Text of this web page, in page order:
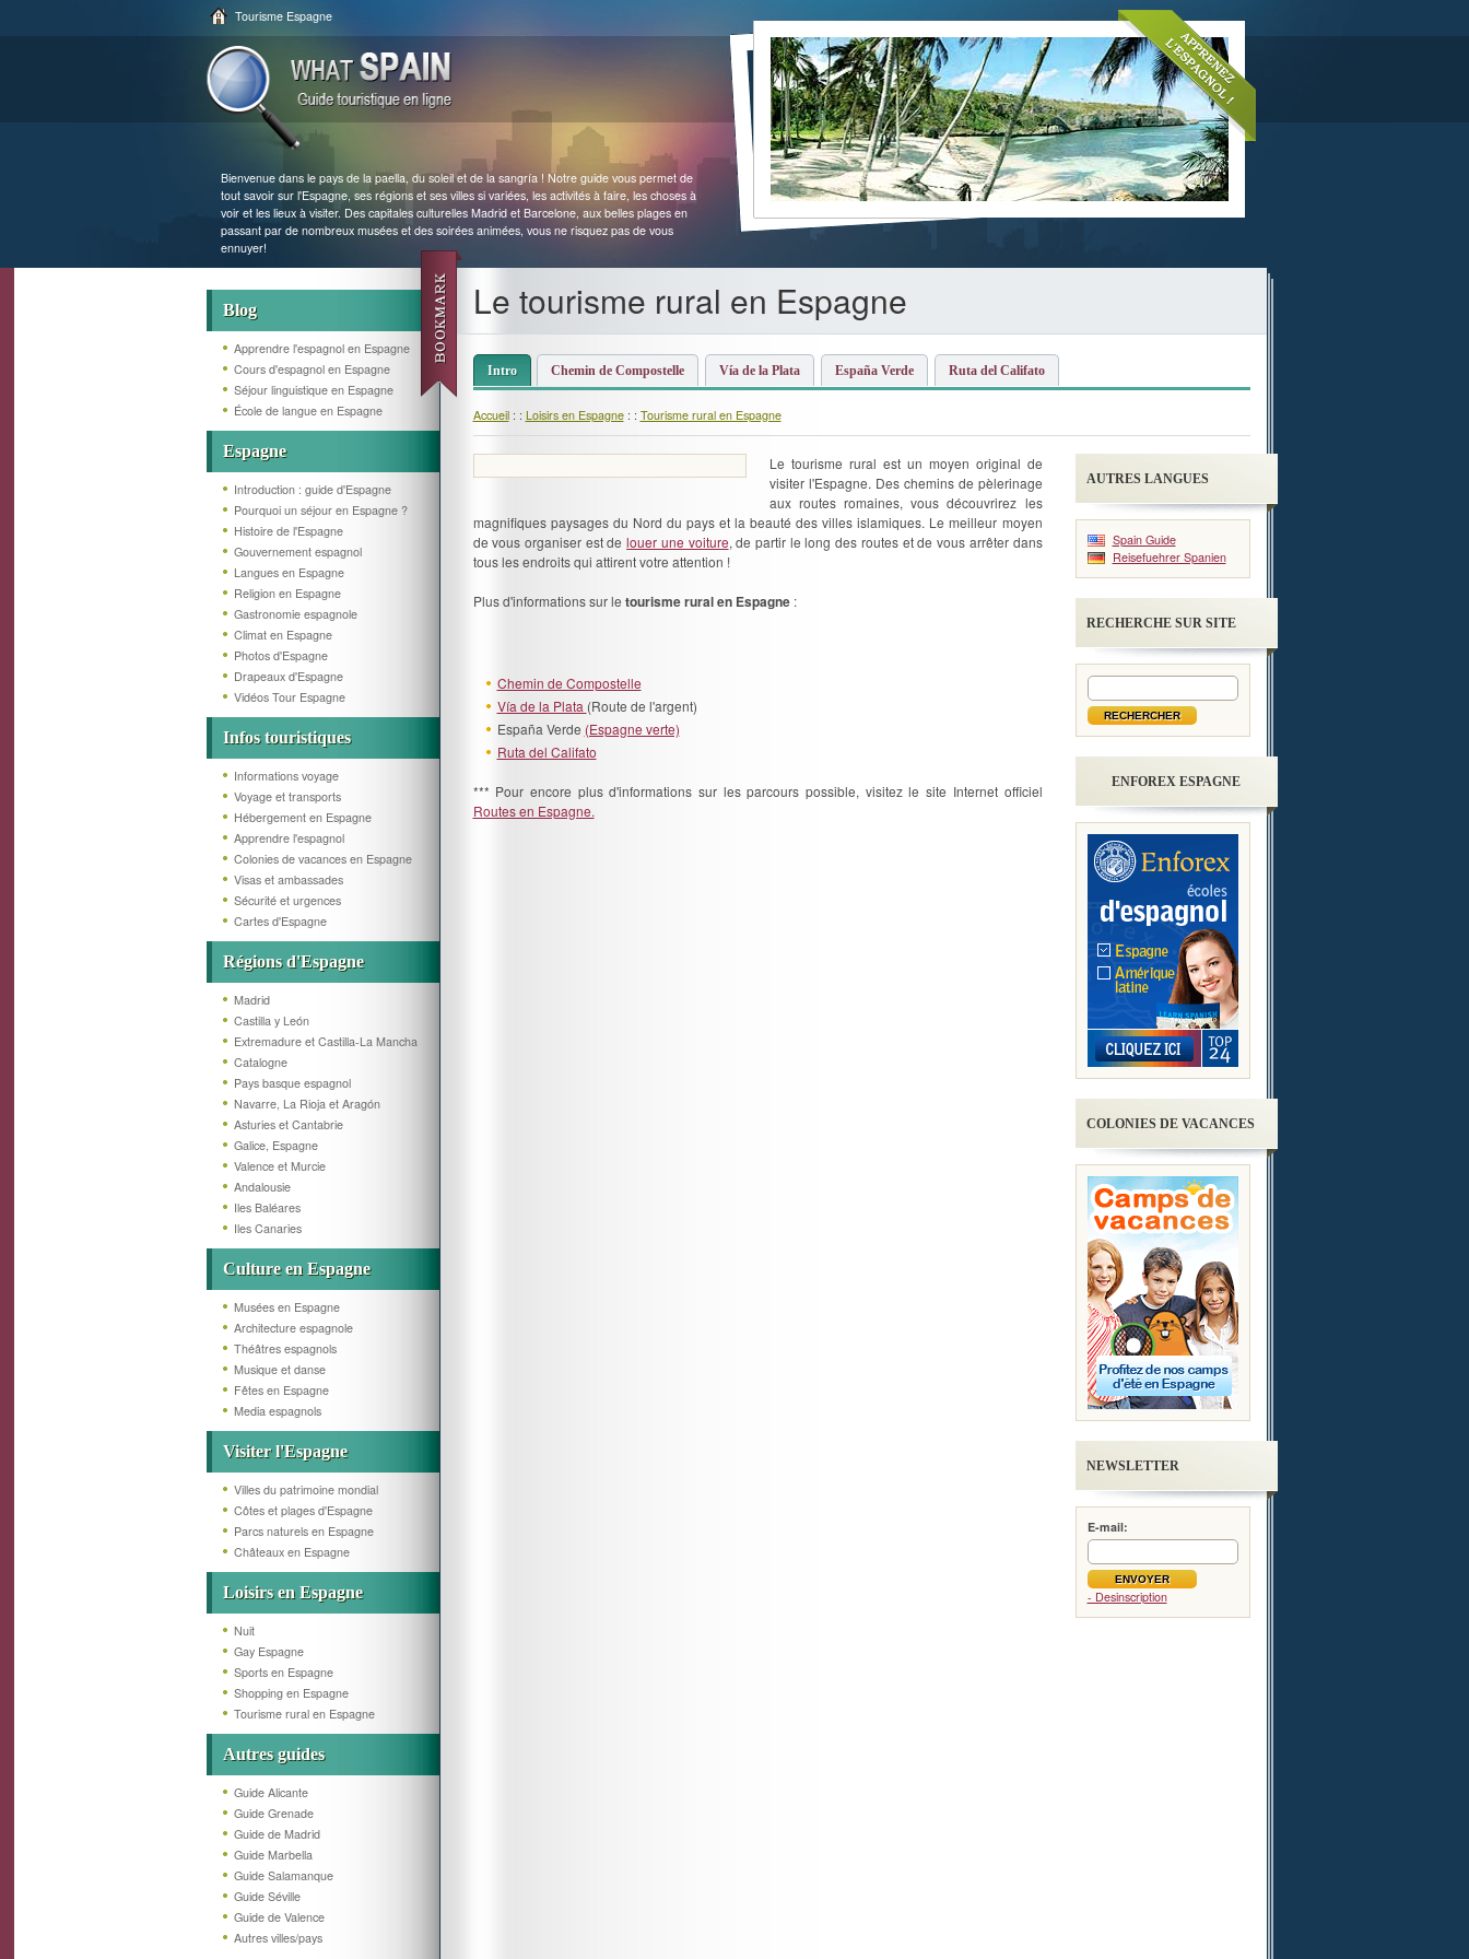
Tourisme Espagne
Bienvenue dans le pays de la paella, du soleil et de la sangría ! Notre guide vous permet de
tout savoir sur l'Espagne, ses régions et ses villes si variées, les activités à faire, les choses à
voir et les lieux à visiter. Des capitales culturelles Madrid et Barcelone, aux belles plages en
passant par de nombreux musées et des soirées animées, vous ne risquez pas de vous
ennuyer!
Blog
Apprendre l'espagnol en Espagne
Cours d'espagnol en Espagne
Séjour linguistique en Espagne
École de langue en Espagne
Espagne
Introduction : guide d'Espagne
Pourquoi un séjour en Espagne ?
Histoire de l'Espagne
Gouvernement espagnol
Langues en Espagne
Religion en Espagne
Gastronomie espagnole
Climat en Espagne
Photos d'Espagne
Drapeaux d'Espagne
Vidéos Tour Espagne
Infos touristiques
Informations voyage
Voyage et transports
Hébergement en Espagne
Apprendre l'espagnol
Colonies de vacances en Espagne
Visas et ambassades
Sécurité et urgences
Cartes d'Espagne
Régions d'Espagne
Madrid
Castilla y León
Extremadure et Castilla-La Mancha
Catalogne
Pays basque espagnol
Navarre, La Rioja et Aragón
Asturies et Cantabrie
Galice, Espagne
Valence et Murcie
Andalousie
Iles Baléares
Iles Canaries
Culture en Espagne
Musées en Espagne
Architecture espagnole
Théâtres espagnols
Musique et danse
Fêtes en Espagne
Media espagnols
Visiter l'Espagne
Villes du patrimoine mondial
Côtes et plages d'Espagne
Parcs naturels en Espagne
Châteaux en Espagne
Loisirs en Espagne
Nuit
Gay Espagne
Sports en Espagne
Shopping en Espagne
Tourisme rural en Espagne
Autres guides
Guide Alicante
Guide Grenade
Guide de Madrid
Guide Marbella
Guide Salamanque
Guide Séville
Guide de Valence
Autres villes/pays
Le tourisme rural en Espagne
Intro Chemin de Compostelle Vía de la Plata España Verde Ruta del Califato
Accueil: : Loisirs en Espagne: : Tourisme rural en Espagne
Le tourisme rural est un moyen original de
visiter l'Espagne. Des chemins de pèlerinage
aux routes romaines, vous découvrirez les
magnifiques paysages du Nord du pays et la beauté des villes islamiques. Le meilleur moyen
de vous organiser est delouer une voiture, de partir le long des routes et de vous arrêter dans
tous les endroits qui attirent votre attention !
Plus d'informations sur le tourisme rural en Espagne:
Chemin de Compostelle
Vía de la Plata (Route de l'argent)
España Verde (Espagne verte)
Ruta del Califato
*** Pour encore plus d'informations sur les parcours possible, visitez le site Internet officiel
Routes en Espagne.
AUTRES LANGUES
Spain Guide
Reisefuehrer Spanien
RECHERCHE SUR SITE
ENFOREX ESPAGNE
COLONIES DE VACANCES
NEWSLETTER
E-mail:
- Desinscription